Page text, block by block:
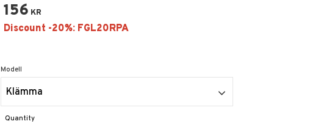
156 KR
Modell
Klämma
Quantity